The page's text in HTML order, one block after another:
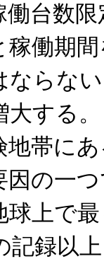
働台数
働期
ならな
する。
地帯に
の一
球上で
記録以